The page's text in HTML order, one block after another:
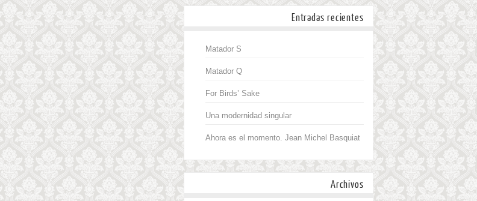
Entradas recientes
Matador S
Matador Q
For Birds’ Sake
Una modernidad singular
Ahora es el momento. Jean Michel Basquiat
Archivos